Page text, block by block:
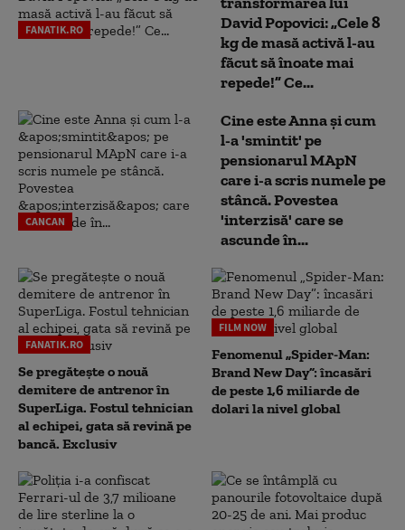
FANATIK.RO
David Popovici: „Cele 8
kg de masă activă l-au
făcut să înoate mai
repede!” Ce...
CANCAN
Cine este Anna și cum
l-a 'smintit' pe
pensionarul MApN
care i-a scris numele pe
stâncă. Povestea
'interzisă' care se
ascunde în...
FANATIK.RO
Se pregătește o nouă
demitere de antrenor în
SuperLiga. Fostul tehnician
al echipei, gata să revină pe
bancă. Exclusiv
FILM NOW
Fenomenul „Spider-Man:
Brand New Day”: încasări
de peste 1,6 miliarde de
dolari la nivel global